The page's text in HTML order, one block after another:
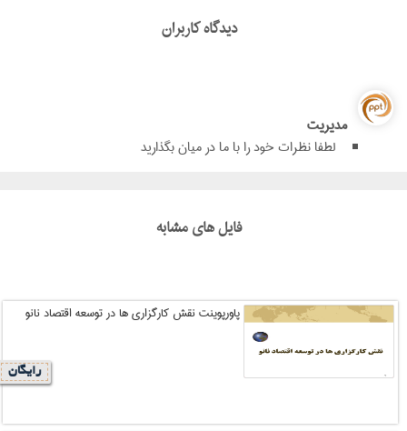
دیدگاه کاربران
مدیریت
لطفا نظرات خود را با ما در میان بگذارید
فایل های مشابه
پاورپوینت نقش کارگزاری ها در توسعه اقتصاد نانو
رایگان